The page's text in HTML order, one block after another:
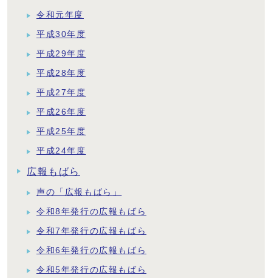
令和元年度
平成30年度
平成29年度
平成28年度
平成27年度
平成26年度
平成25年度
平成24年度
広報もばら
声の「広報もばら」
令和8年発行の広報もばら
令和7年発行の広報もばら
令和6年発行の広報もばら
令和5年発行の広報もばら